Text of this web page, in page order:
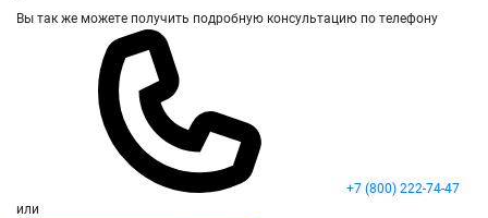
Вы так же можете получить подробную консультацию по телефону
+7 (800) 222-74-47
или